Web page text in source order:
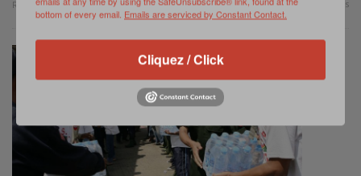
Read more 0 Comments
bottom of every email. Emails are serviced by Constant Contact.
Cliquez / Click